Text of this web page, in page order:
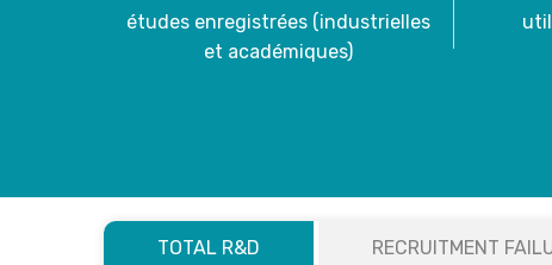
études enregistrées (industrielles
et académiques)
TOTAL R&D RECRUITMENT